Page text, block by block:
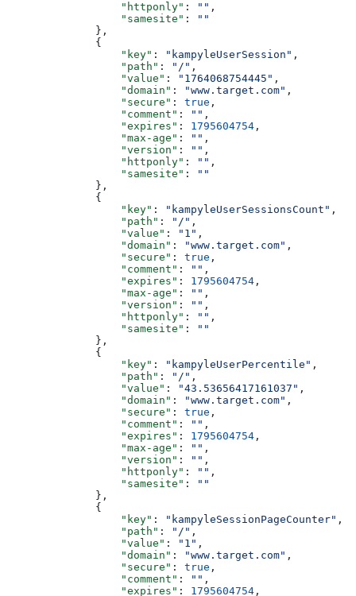
                  "httponly"
: "" ,
                  "samesite"
:
""
              },
              {
                  "key"
: "kampyleUserSession" ,
                  "path"
: "/" ,
                  "value"
: "1764068754445" ,
                  "domain"
: "www.target.com" ,
                  "secure"
: true ,
                  "comment"
: "" ,
                  "expires"
: 1795604754 ,
                  "max-age"
: "" ,
                  "version"
: "" ,
                  "httponly"
: "" ,
                  "samesite"
:
""
              },
              {
                  "key"
: "kampyleUserSessionsCount" ,
                  "path"
: "/" ,
                  "value"
: "1" ,
                  "domain"
: "www.target.com" ,
                  "secure"
: true ,
                  "comment"
: "" ,
                  "expires"
: 1795604754 ,
                  "max-age"
: "" ,
                  "version"
: "" ,
                  "httponly"
: "" ,
                  "samesite"
:
""
              },
              {
                  "key"
: "kampyleUserPercentile" ,
                  "path"
: "/" ,
                  "value"
: "43.53656417161037" ,
                  "domain"
: "www.target.com" ,
                  "secure"
: true ,
                  "comment"
: "" ,
                  "expires"
: 1795604754 ,
                  "max-age"
: "" ,
                  "version"
: "" ,
                  "httponly"
: "" ,
                  "samesite"
:
""
              },
              {
                  "key"
: "kampyleSessionPageCounter" ,
                  "path"
: "/" ,
                  "value"
: "1" ,
                  "domain"
: "www.target.com" ,
                  "secure"
: true ,
                  "comment"
: "" ,
                  "expires"
: 1795604754 ,